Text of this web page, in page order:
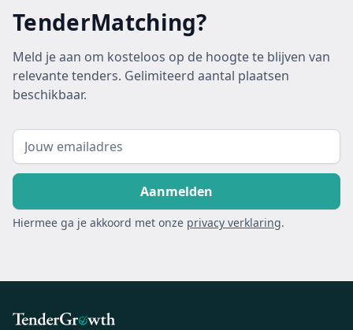
TenderMatching?
Meld je aan om kosteloos op de hoogte te blijven van
relevante tenders. Gelimiteerd aantal plaatsen
beschikbaar.
Hiermee ga je akkoord met onze privacy verklaring.